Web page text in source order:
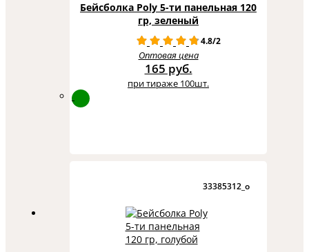
Бейсболка Poly 5-ти панельная 120
гр, зеленый
4.8/2
Оптовая цена
165 руб.
при тираже 100шт.
33385312_o